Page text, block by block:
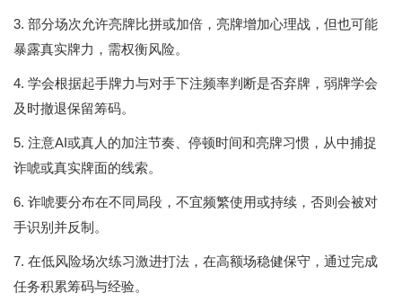
3. 部分场次允许亮牌比拼或加倍，亮牌增加心理战，但也可能
暴露真实牌力，需权衡风险。
4. 学会根据起手牌力与对手下注频率判断是否弃牌，弱牌学会
及时撤退保留筹码。
5. 注意AI或真人的加注节奏、停顿时间和亮牌习惯，从中捕捉
诈唬或真实牌面的线索。
6. 诈唬要分布在不同局段，不宜频繁使用或持续，否则会被对
手识别并反制。
7. 在低风险场次练习激进打法，在高额场稳健保守，通过完成
任务积累筹码与经验。